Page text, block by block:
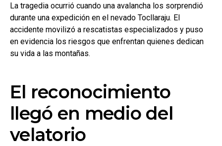
La tragedia ocurrió cuando una avalancha los sorprendió
durante una expedición en el nevado Tocllaraju. El
accidente movilizó a rescatistas especializados y puso
en evidencia los riesgos que enfrentan quienes dedican
su vida a las montañas.
El reconocimiento
llegó en medio del
velatorio